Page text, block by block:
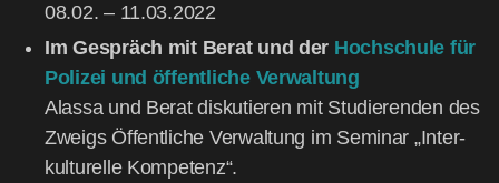
08.02. – 11.03.2022
Im Gespräch mit Berat und der Hoch­schu­le für
Poli­zei und öffent­li­che Ver­wal­tung
Alas­sa und Berat dis­ku­tie­ren mit Stu­die­ren­den des
Zweigs Öffent­li­che Ver­wal­tung im Semi­nar „Inter­
kul­tu­rel­le Kom­pe­tenz“.